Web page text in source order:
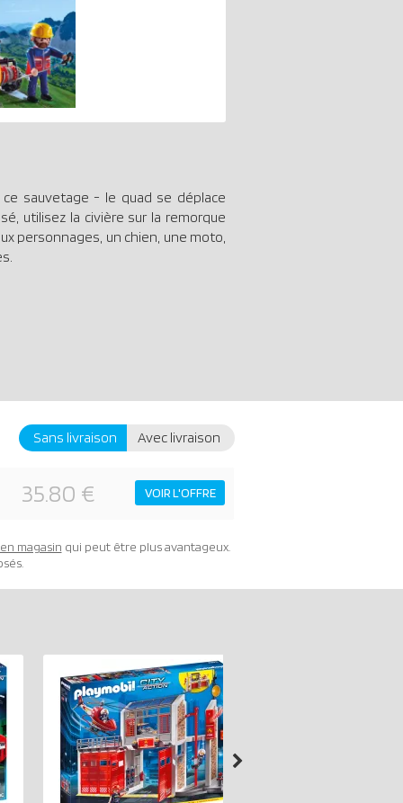
sauvetage - le quad se déplace
utilisez la civière sur la remorque
personnages, un chien, une moto,
Sans livraison Avec livraison
35.80 € VOIR L'OFFRE
magasin qui peut être plus avantageux.